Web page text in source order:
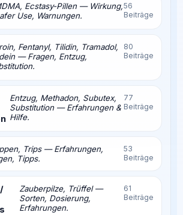
Ecstasy-Pillen — Wirkung,
Use, Warnungen.
56
Beiträge
Fentanyl, Tilidin, Tramadol,
— Fragen, Entzug,
80
Beiträge
Entzug, Methadon, Subutex,
Substitution — Erfahrungen &
Hilfe.
77
Beiträge
Trips — Erfahrungen,
Tipps.
53
Beiträge
Zauberpilze, Trüffel —
Sorten, Dosierung,
Erfahrungen.
61
Beiträge